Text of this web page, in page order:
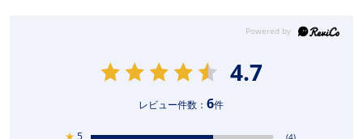
4.7
レビュー件数：6件